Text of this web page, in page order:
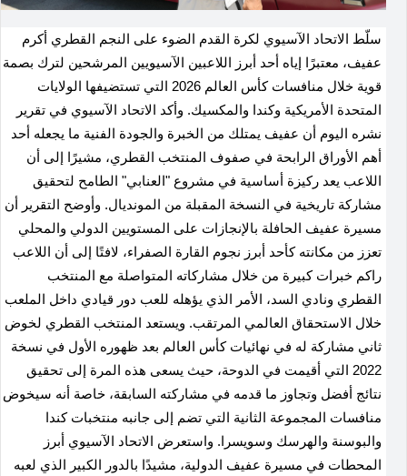
سلّط الاتحاد الآسيوي لكرة القدم الضوء على النجم القطري أكرم
عفيف، معتبرًا إياه أحد أبرز اللاعبين الآسيويين المرشحين لترك بصمة
قوية خلال منافسات كأس العالم 2026 التي تستضيفها الولايات
المتحدة الأمريكية وكندا والمكسيك. وأكد الاتحاد الآسيوي في تقرير
نشره اليوم أن عفيف يمتلك من الخبرة والجودة الفنية ما يجعله أحد
أهم الأوراق الرابحة في صفوف المنتخب القطري، مشيرًا إلى أن
اللاعب يعد ركيزة أساسية في مشروع "العنابي" الطامح لتحقيق
مشاركة تاريخية في النسخة المقبلة من المونديال. وأوضح التقرير أن
مسيرة عفيف الحافلة بالإنجازات على المستويين الدولي والمحلي
تعزز من مكانته كأحد أبرز نجوم القارة الصفراء، لافتًا إلى أن اللاعب
راكم خبرات كبيرة من خلال مشاركاته المتواصلة مع المنتخب
القطري ونادي السد، الأمر الذي يؤهله للعب دور قيادي داخل الملعب
خلال الاستحقاق العالمي المرتقب. ويستعد المنتخب القطري لخوض
ثاني مشاركة له في نهائيات كأس العالم بعد ظهوره الأول في نسخة
2022 التي أقيمت في الدوحة، حيث يسعى هذه المرة إلى تحقيق
نتائج أفضل وتجاوز ما قدمه في مشاركته السابقة، خاصة أنه سيخوض
منافسات المجموعة الثانية التي تضم إلى جانبه منتخبات كندا
والبوسنة والهرسك وسويسرا. واستعرض الاتحاد الآسيوي أبرز
المحطات في مسيرة عفيف الدولية، مشيدًا بالدور الكبير الذي لعبه